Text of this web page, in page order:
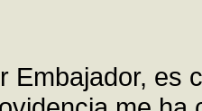
Embajador, es